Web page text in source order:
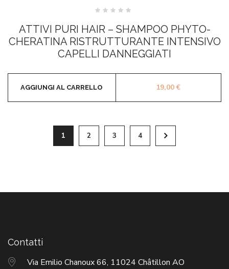
su
5
ATTIVI PURI HAIR – SHAMPOO PHYTO-
CHERATINA RISTRUTTURANTE INTENSIVO
CAPELLI DANNEGGIATI
19,00€
AGGIUNGI AL CARRELLO
1 2 3 4
Contatti
Via Emilio Chanoux 66, 11024 Châtillon AO